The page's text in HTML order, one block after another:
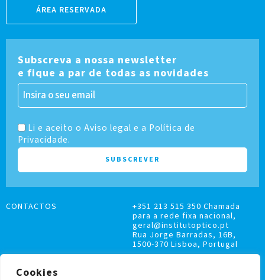
Cookies
ÁREA RESERVADA
Subscreva a nossa newsletter
e fique a par de todas as novidades
Li e aceito o Aviso legal e a Política de
Privacidade.
CONTACTOS
+351 213 515 350 Chamada
para a rede fixa nacional,
geral@institutoptico.pt
Rua Jorge Barradas, 16B,
1500-370 Lisboa, Portugal